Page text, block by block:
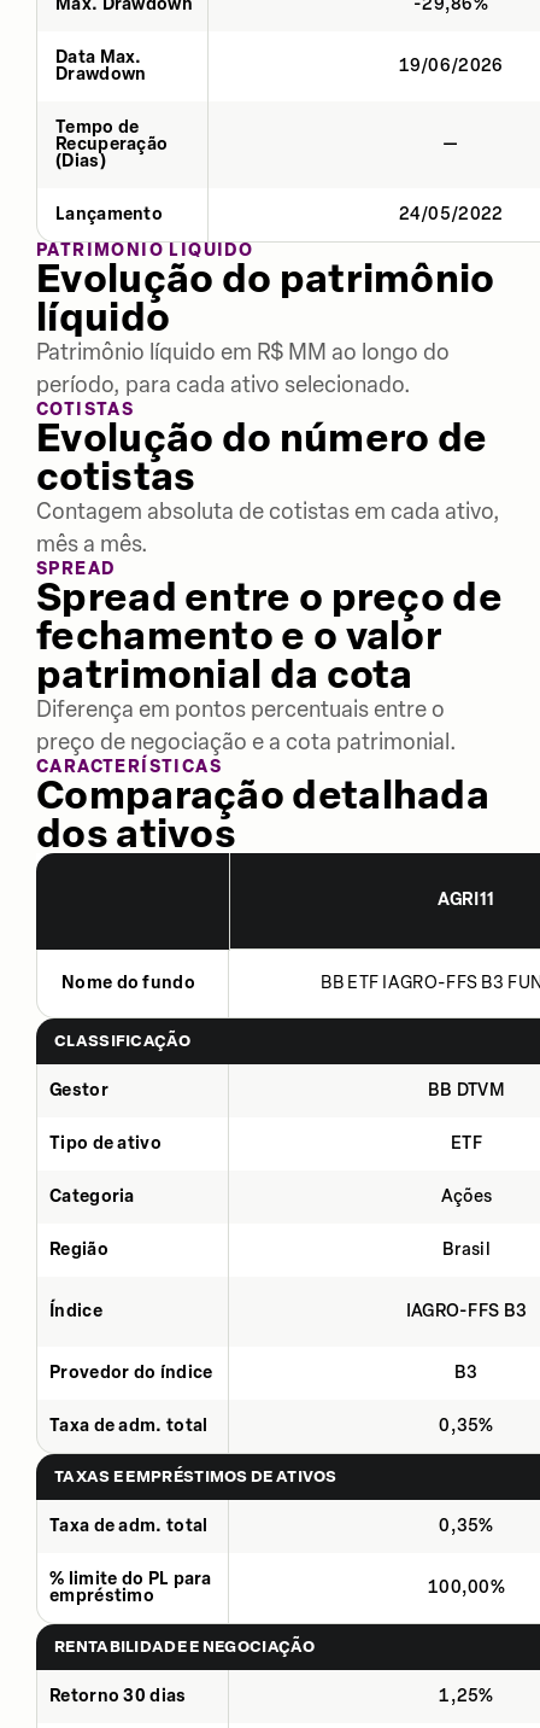
Data Max.
Drawdown
19/06/2026
Tempo de
Recuperação
(Dias)
—
Lançamento
24/05/2022
PATRIMÔNIO LÍQUIDO
Evolução do patrimônio
líquido
Patrimônio líquido em R$ MM ao longo do
período, para cada ativo selecionado.
COTISTAS
Evolução do número de
cotistas
Contagem absoluta de cotistas em cada ativo,
mês a mês.
SPREAD
Spread entre o preço de
fechamento e o valor
patrimonial da cota
Diferença em pontos percentuais entre o
preço de negociação e a cota patrimonial.
CARACTERÍSTICAS
Comparação detalhada
dos ativos
AGRI11
Nome do fundo BB ETF IAGRO-FFS B3
CLASSIFICAÇÃO
Gestor BB DTVM
Tipo de ativo ETF
Categoria Ações
Região Brasil
Índice IAGRO-FFS B3
Provedor do índice B3
Taxa de adm. total 0,35%
TAXAS E EMPRÉSTIMOS DE ATIVOS
Taxa de adm. total 0,35%
% limite do PL para
empréstimo
100,00%
RENTABILIDADE E NEGOCIAÇÃO
Retorno 30 dias 1,25%